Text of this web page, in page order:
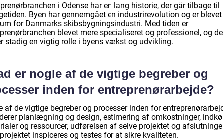
i Odense har en lang historie, der går tilbage til
Byen har gennemgået en industrirevolution og er blevet
for Danmarks skibsbygningsindustri. Med tiden er
blevet mere specialiseret og professionel, og
stadig en vigtig rolle i byens vækst og udvikling.
er nogle af de vigtige begreber og
inden for entreprenørarbejde?
af de vigtige begreber og processer inden for
planlægning og design, estimering af omkostninger,
og ressourcer, udførelsen af selve projektet og
inspiceres og testes for at sikre kvaliteten.